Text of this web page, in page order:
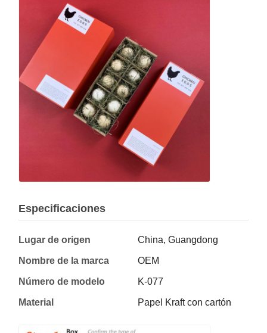
Especificaciones
Lugar de origen China, Guangdong
Nombre de la marca OEM
Número de modelo K-077
Material Papel Kraft con cartón